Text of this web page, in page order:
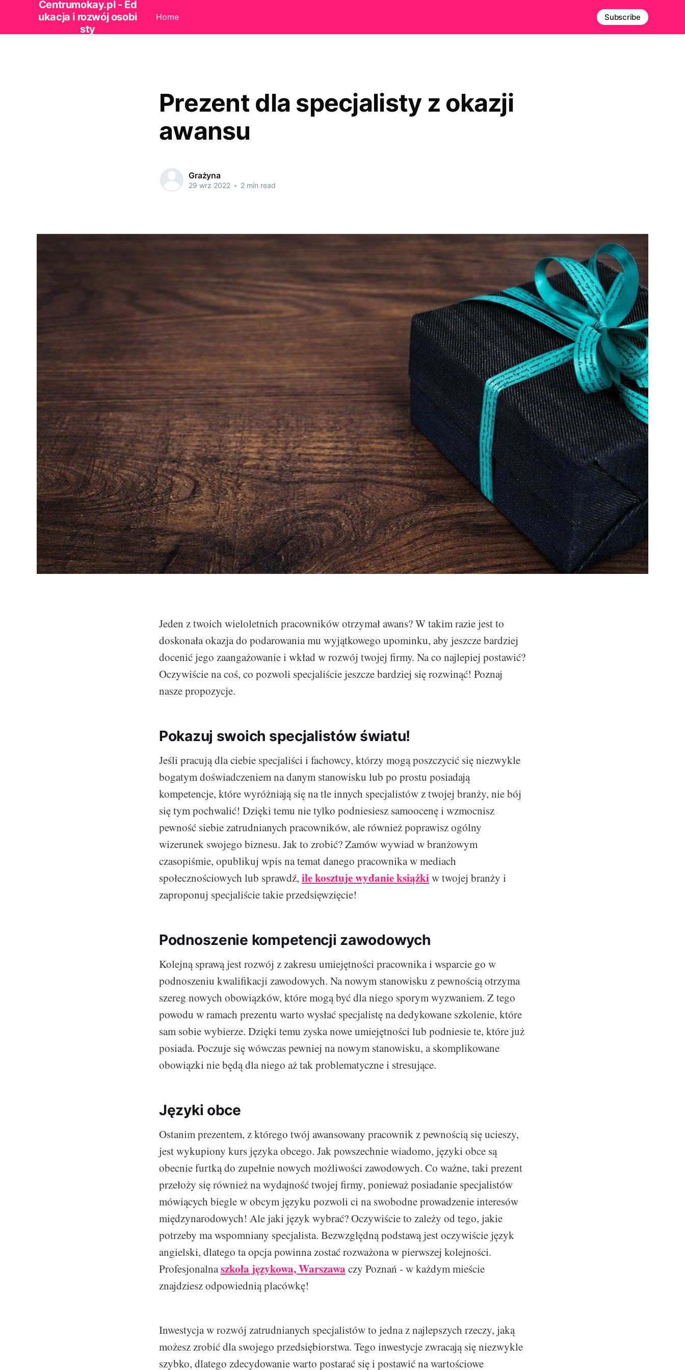
Centrumokay.pl - Ed
ukacja i rozwój osobi
sty
Home Subscribe
Prezent dla specjalisty z okazji
awansu
Grażyna
29 wrz 2022 • 2 min read
Jeden z twoich wieloletnich pracowników otrzymał awans? W takim razie jest to
doskonała okazja do podarowania mu wyjątkowego upominku, aby jeszcze bardziej
docenić jego zaangażowanie i wkład w rozwój twojej firmy. Na co najlepiej postawić?
Oczywiście na coś, co pozwoli specjaliście jeszcze bardziej się rozwinąć! Poznaj
nasze propozycje.
Pokazuj swoich specjalistów światu!
Jeśli pracują dla ciebie specjaliści i fachowcy, którzy mogą poszczycić się niezwykle
bogatym doświadczeniem na danym stanowisku lub po prostu posiadają
kompetencje, które wyróżniają się na tle innych specjalistów z twojej branży, nie bój
się tym pochwalić! Dzięki temu nie tylko podniesiesz samoocenę i wzmocnisz
pewność siebie zatrudnianych pracowników, ale również poprawisz ogólny
wizerunek swojego biznesu. Jak to zrobić? Zamów wywiad w branżowym
czasopiśmie, opublikuj wpis na temat danego pracownika w mediach
społecznościowych lub sprawdź, ile kosztuje wydanie książkiw twojej branży i
zaproponuj specjaliście takie przedsięwzięcie!
Podnoszenie kompetencji zawodowych
Kolejną sprawą jest rozwój z zakresu umiejętności pracownika i wsparcie go w
podnoszeniu kwalifikacji zawodowych. Na nowym stanowisku z pewnością otrzyma
szereg nowych obowiązków, które mogą być dla niego sporym wyzwaniem. Z tego
powodu w ramach prezentu warto wysłać specjalistę na dedykowane szkolenie, które
sam sobie wybierze. Dzięki temu zyska nowe umiejętności lub podniesie te, które już
posiada. Poczuje się wówczas pewniej na nowym stanowisku, a skomplikowane
obowiązki nie będą dla niego aż tak problematyczne i stresujące.
Języki obce
Ostanim prezentem, z którego twój awansowany pracownik z pewnością się ucieszy,
jest wykupiony kurs języka obcego. Jak powszechnie wiadomo, języki obce są
obecnie furtką do zupełnie nowych możliwości zawodowych. Co ważne, taki prezent
przełoży się również na wydajność twojej firmy, ponieważ posiadanie specjalistów
mówiących biegle w obcym języku pozwoli ci na swobodne prowadzenie interesów
międzynarodowych! Ale jaki język wybrać? Oczywiście to zależy od tego, jakie
potrzeby ma wspomniany specjalista. Bezwzględną podstawą jest oczywiście język
angielski, dlatego ta opcja powinna zostać rozważona w pierwszej kolejności.
Profesjonalnaszkoła językowa, Warszawa czy Poznań - w każdym mieście
znajdziesz odpowiednią placówkę!
Inwestycja w rozwój zatrudnianych specjalistów to jedna z najlepszych rzeczy, jaką
możesz zrobić dla swojego przedsiębiorstwa. Tego inwestycje zwracają się niezwykle
szybko, dlatego zdecydowanie warto postarać się i postawić na wartościowe